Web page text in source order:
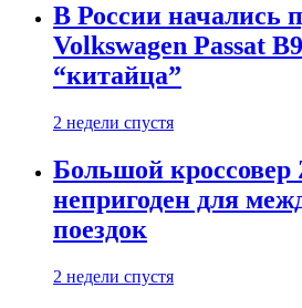
В России начались
Volkswagen Passat
“китайца”
2 недели спустя
Большой кроссовер
непригоден для
поездок
2 недели спустя